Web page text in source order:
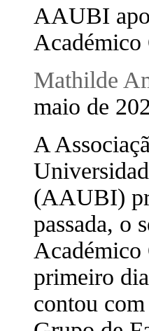
AAUBI
Académico
Mathilde
maio de
A
(AAUBI)
passada, o
primeiro
contou